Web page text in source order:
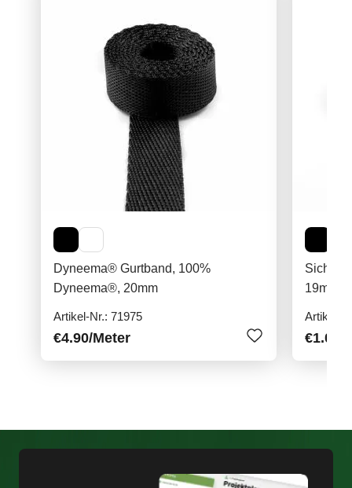
Dyneema® Gurtband, 100%
Dyneema®, 20mm
Artikel-Nr.: 71975
€4.90/Meter
19mm
Artikel-
€1.00